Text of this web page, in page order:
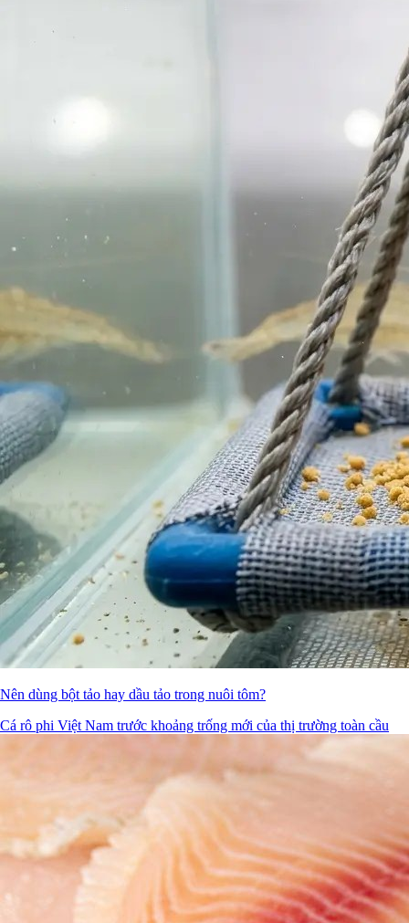
Nên dùng bột tảo hay dầu tảo trong nuôi tôm?
Cá rô phi Việt Nam trước khoảng trống mới của thị trường toàn cầu